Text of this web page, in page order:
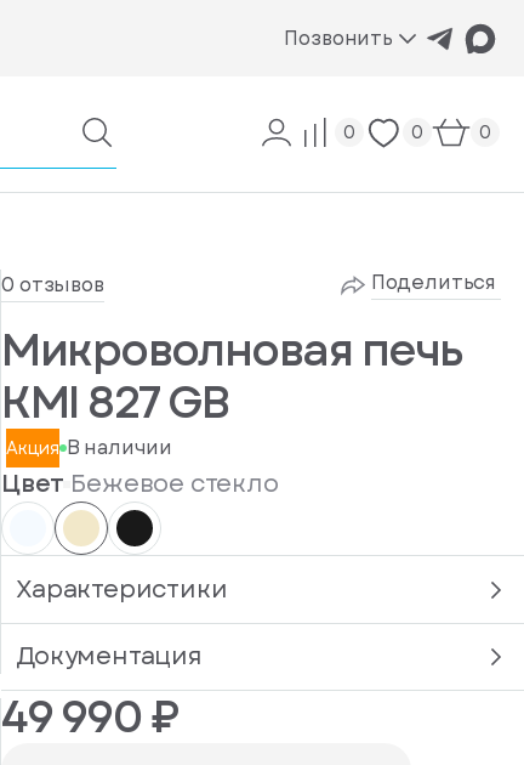
Позвонить
0 0 0
0 отзывов
Поделиться
Микроволновая печь
KMI 827 GB
Акция В наличии
Цвет Бежевое стекло
Характеристики
Документация
49 990 ₽